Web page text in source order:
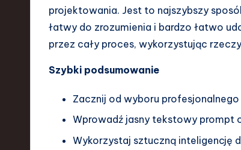
projektowania. Jest to najszybszy
łatwy do zrozumienia i bardzo łatwo
przez cały proces, wykorzystując
Szybki podsumowanie
Zacznij od wyboru
Wprowadź jasny tekstowy prompt
Wykorzystaj sztuczną inteligencję